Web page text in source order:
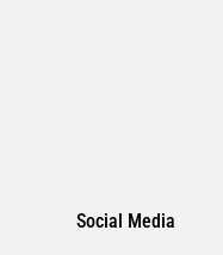
Social Media